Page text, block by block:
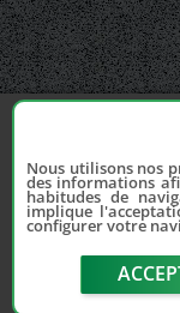
Nous utilisons nos
des informations
habitudes de
implique
configurer votre